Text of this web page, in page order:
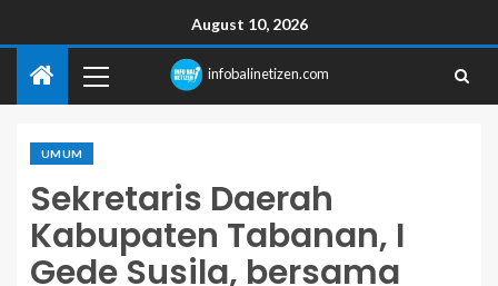
August 10, 2026
infobalinetizen.com
UMUM
Sekretaris Daerah
Kabupaten Tabanan, I
Gede Susila, bersama